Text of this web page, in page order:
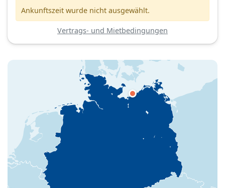
Ankunftszeit wurde nicht ausgewählt.
Vertrags- und Mietbedingungen